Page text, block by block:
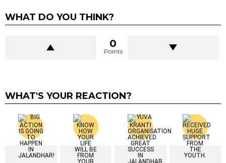
WHAT DO YOU THINK?
0
Points
WHAT'S YOUR REACTION?